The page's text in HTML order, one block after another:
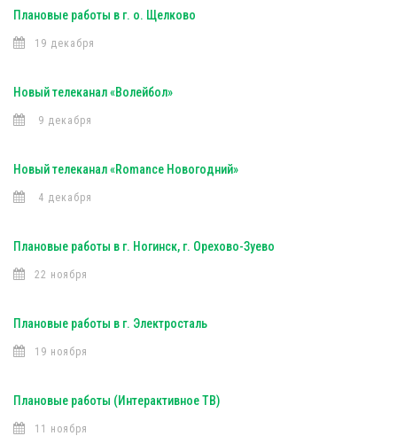
Плановые работы в г. о. Щелково
19 декабря
Новый телеканал «Волейбол»
9 декабря
Новый телеканал «Romance Новогодний»
4 декабря
Плановые работы в г. Ногинск, г. Орехово-Зуево
22 ноября
Плановые работы в г. Электросталь
19 ноября
Плановые работы (Интерактивное ТВ)
11 ноября